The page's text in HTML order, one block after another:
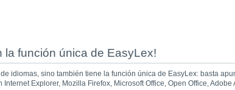
la función única de EasyLex!
idiomas, sino también tiene la función única de EasyLex: basta
Explorer, Mozilla Firefox, Microsoft Office, Open Office,